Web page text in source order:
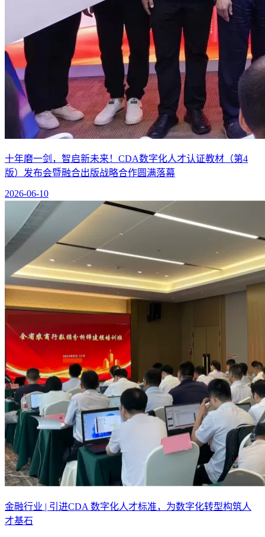
十年磨一剑，智启新未来！CDA数字化人才认证教材（第4
版）发布会暨融合出版战略合作圆满落幕
2026-06-10
金融行业 | 引进CDA 数字化人才标准，为数字化转型构筑人
才基石